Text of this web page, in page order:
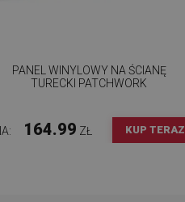
PANEL WINYLOWY NA ŚCIANĘ
TURECKI PATCHWORK
164.99 ZŁ KUP TERAZ